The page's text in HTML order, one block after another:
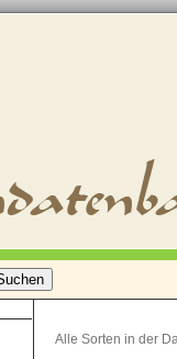
Alle Sorten in der